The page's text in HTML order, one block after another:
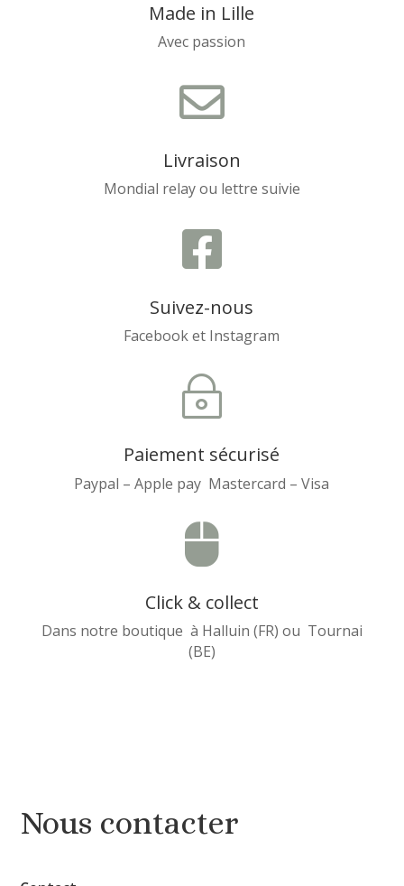
Made in Lille
Avec passion

Livraison
Mondial relay ou lettre suivie

Suivez-nous
Facebook et Instagram
~
Paiement sécurisé
Paypal – Apple pay Mastercard – Visa

Click & collect
Dans notre boutique à Halluin (FR) ou Tournai
(BE)
Nous contacter